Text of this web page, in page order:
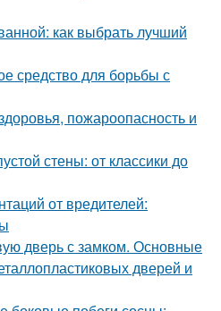
как выбрать лучший
средство для борьбы с
пожароопасность и
стены: от классики до
от вредителей:
дверь с замком. Основные
дверей и